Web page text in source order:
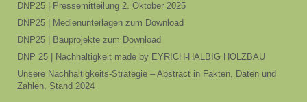
DNP25 | Pressemitteilung 2. Oktober 2025
DNP25 | Medienunterlagen zum Download
DNP25 | Bauprojekte zum Download
DNP 25 | Nachhaltigkeit made by EYRICH-HALBIG HOLZBAU
Unsere Nachhaltigkeits-Strategie – Abstract in Fakten, Daten und
Zahlen, Stand 2024